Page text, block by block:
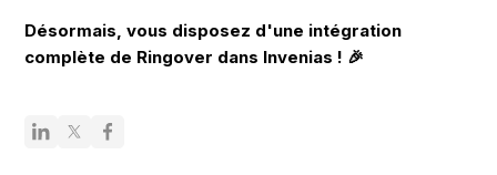
Désormais, vous disposez d'une intégration
complète de Ringover dans Invenias ! 🎉